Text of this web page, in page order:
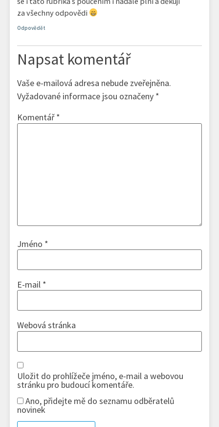
za všechny odpovědi
Odpovědět
Napsat komentář
Vaše e-mailová adresa nebude zveřejněna.
Vyžadované informace jsou označeny *
Komentář*
Jméno *
E-mail *
Webová stránka
Uložit do prohlížeče jméno, e-mail a webovou
stránku pro budoucí komentáře.
Ano, přidejte mě do seznamu odběratelů
novinek